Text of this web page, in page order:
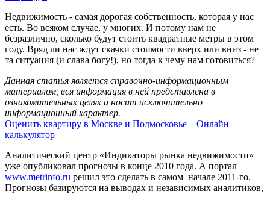
Недвижимость - самая дорогая собственность, которая у нас
есть. Во всяком случае, у многих. И потому нам не
безразлично, сколько будут стоить квадратные метры в этом
году. Вряд ли нас ждут скачки стоимости вверх или вниз - не
та ситуация (и слава богу!), но тогда к чему нам готовиться?
Данная статья является справочно-информационным
материалом, вся информация в ней представлена в
ознакомительных целях и носит исключительно
информационный характер.
Оценить квартиру в Москве и Подмосковье – Онлайн
калькулятор
Аналитический центр «Индикаторы рынка недвижимости»
уже опубликовал прогнозы в конце 2010 года. А портал
www.metrinfo.ru решил это сделать в самом начале 2011-го.
Прогнозы базируются на выводах и независимых аналитиков,